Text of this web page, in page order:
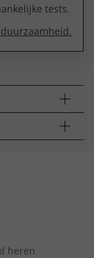
tests.
heren